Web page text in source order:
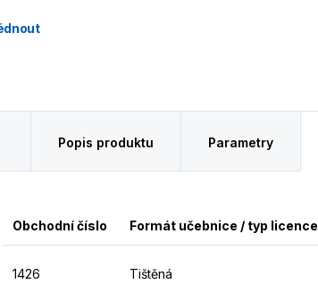
Popis produktu Parametry
Obchodní číslo Formát učebnice / typ licence
1426 Tištěná